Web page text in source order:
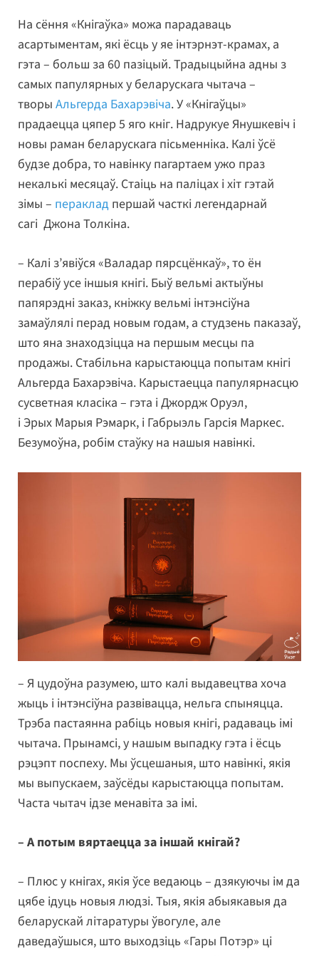
На сёння «Кнігаўка» можа парадаваць
асартыментам, які ёсць у яе інтэрнэт-крамах, а
гэта – больш за 60 пазіцый. Традыцыйна адны з
самых папулярных у беларускага чытача –
творы Альгерда Бахарэвіча. У «Кнігаўцы»
прадаецца цяпер 5 яго кніг. Надрукуе Янушкевіч і
новы раман беларускага пісьменніка. Калі ўсё
будзе добра, то навінку пагартаем ужо праз
некалькі месяцаў. Стаіць на паліцах і хіт гэтай
зімы – пераклад першай часткі легендарнай
сагі Джона Толкіна.
– Калі з’явіўся «Валадар пярсцёнкаў», то ён
перабіў усе іншыя кнігі. Быў вельмі актыўны
папярэдні заказ, кніжку вельмі інтэнсіўна
замаўлялі перад новым годам, а студзень паказаў,
што яна знаходзіцца на першым месцы па
продажы. Стабільна карыстаюцца попытам кнігі
Альгерда Бахарэвіча. Карыстаецца папулярнасцю
сусветная класіка – гэта і Джордж Оруэл,
і Эрых Марыя Рэмарк, і Габрыэль Гарсія Маркес.
Безумоўна, робім стаўку на нашыя навінкі.
– Я цудоўна разумею, што калі выдавецтва хоча
жыць і інтэнсіўна развівацца, нельга спыняцца.
Трэба пастаянна рабіць новыя кнігі, радаваць імі
чытача. Прынамсі, у нашым выпадку гэта і ёсць
рэцэпт поспеху. Мы ўсцешаныя, што навінкі, якія
мы выпускаем, заўсёды карыстаюцца попытам.
Часта чытач ідзе менавіта за імі.
– А потым вяртаецца за іншай кнігай?
– Плюс у кнігах, якія ўсе ведаюць – дзякуючы ім да
цябе ідуць новыя людзі. Тыя, якія абыякавыя да
беларускай літаратуры ўвогуле, але
даведаўшыся, што выходзіць «Гары Потэр» ці